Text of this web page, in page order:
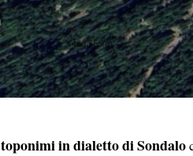
toponimi in dialetto di Sondalo